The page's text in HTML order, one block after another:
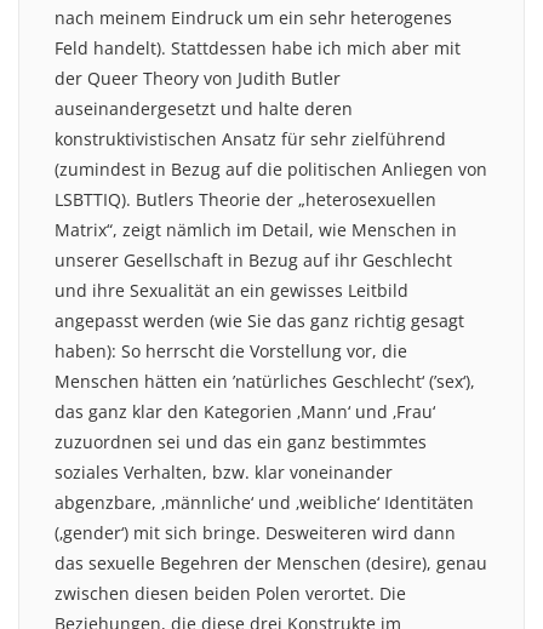
nach meinem Eindruck um ein sehr heterogenes
Feld handelt). Stattdessen habe ich mich aber mit
der Queer Theory von Judith Butler
auseinandergesetzt und halte deren
konstruktivistischen Ansatz für sehr zielführend
(zumindest in Bezug auf die politischen Anliegen von
LSBTTIQ). Butlers Theorie der „heterosexuellen
Matrix“, zeigt nämlich im Detail, wie Menschen in
unserer Gesellschaft in Bezug auf ihr Geschlecht
und ihre Sexualität an ein gewisses Leitbild
angepasst werden (wie Sie das ganz richtig gesagt
haben): So herrscht die Vorstellung vor, die
Menschen hätten ein ’natürliches Geschlecht‘ (’sex‘),
das ganz klar den Kategorien ‚Mann‘ und ‚Frau‘
zuzuordnen sei und das ein ganz bestimmtes
soziales Verhalten, bzw. klar voneinander
abgenzbare, ‚männliche‘ und ‚weibliche‘ Identitäten
(‚gender‘) mit sich bringe. Desweiteren wird dann
das sexuelle Begehren der Menschen (desire), genau
zwischen diesen beiden Polen verortet. Die
Beziehungen, die diese drei Konstrukte im